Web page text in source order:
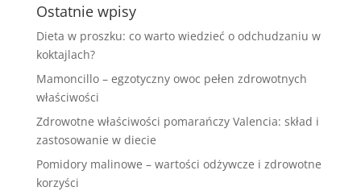
Ostatnie wpisy
Dieta w proszku: co warto wiedzieć o odchudzaniu w
koktajlach?
Mamoncillo – egzotyczny owoc pełen zdrowotnych
właściwości
Zdrowotne właściwości pomarańczy Valencia: skład i
zastosowanie w diecie
Pomidory malinowe – wartości odżywcze i zdrowotne
korzyści